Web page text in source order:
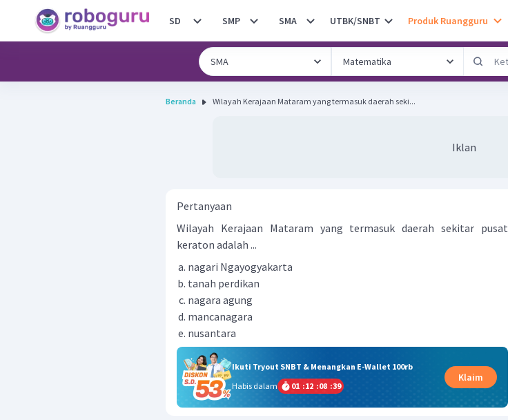
SD SMP SMA UTBK/SNBT Produk Ruangguru
Beranda Wilayah Kerajaan Mataram yang termasuk daerah seki...
Iklan
Pertanyaan
Wilayah Kerajaan Mataram yang termasuk daerah sekitar pusat
keraton adalah ...
nagari Ngayogyakarta
tanah perdikan
nagara agung
mancanagara
nusantara
Ikuti Tryout SNBT & Menangkan E-Wallet 100rb
Habis dalam
01 :12 :08 :38
Klaim